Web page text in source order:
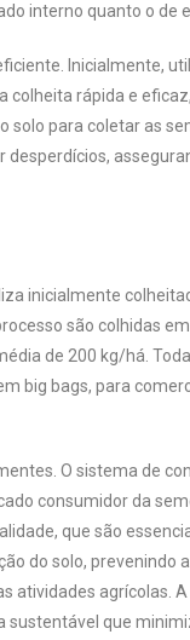
interno quanto o de
Inicialmente,
rápida e
para coletar as
inicialmente
são colhidas
de 200 kg/há.
big bags, para
O sistema de
consumidor da
que são
do solo, prevenindo
atividades agrícolas.
que